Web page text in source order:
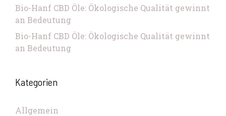
Bio-Hanf CBD Öle: Ökologische Qualität gewinnt
an Bedeutung
Bio-Hanf CBD Öle: Ökologische Qualität gewinnt
an Bedeutung
Kategorien
Allgemein